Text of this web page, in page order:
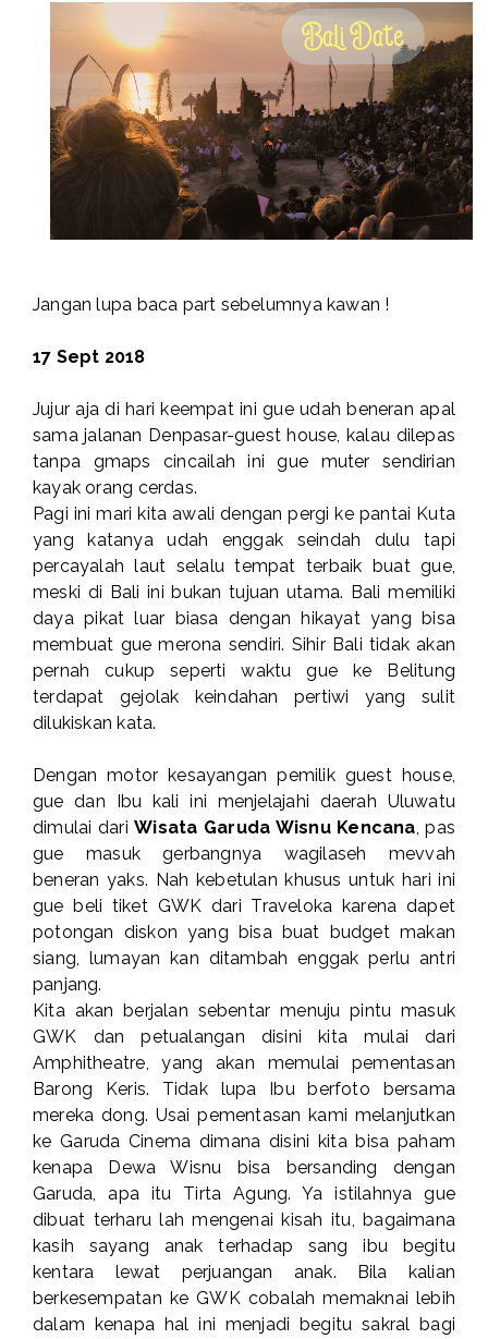
Jangan lupa baca part sebelumnya kawan !
17 Sept 2018
Jujur aja di hari keempat ini gue udah beneran apal
sama jalanan Denpasar-guest house, kalau dilepas
tanpa gmaps cincailah ini gue muter sendirian
kayak orang cerdas.
Pagi ini mari kita awali dengan pergi ke pantai Kuta
yang katanya udah enggak seindah dulu tapi
percayalah laut selalu tempat terbaik buat gue,
meski di Bali ini bukan tujuan utama. Bali memiliki
daya pikat luar biasa dengan hikayat yang bisa
membuat gue merona sendiri. Sihir Bali tidak akan
pernah cukup seperti waktu gue ke Belitung
terdapat gejolak keindahan pertiwi yang sulit
dilukiskan kata.
Dengan motor kesayangan pemilik guest house,
gue dan Ibu kali ini menjelajahi daerah Uluwatu
dimulai dariWisata Garuda Wisnu Kencana, pas
gue masuk gerbangnya wagilaseh mevvah
beneran yaks. Nah kebetulan khusus untuk hari ini
gue beli tiket GWK dari Traveloka karena dapet
potongan diskon yang bisa buat budget makan
siang, lumayan kan ditambah enggak perlu antri
panjang.
Kita akan berjalan sebentar menuju pintu masuk
GWK dan petualangan disini kita mulai dari
Amphitheatre, yang akan memulai pementasan
Barong Keris. Tidak lupa Ibu berfoto bersama
mereka dong. Usai pementasan kami melanjutkan
ke Garuda Cinema dimana disini kita bisa paham
kenapa Dewa Wisnu bisa bersanding dengan
Garuda, apa itu Tirta Agung. Ya istilahnya gue
dibuat terharu lah mengenai kisah itu, bagaimana
kasih sayang anak terhadap sang ibu begitu
kentara lewat perjuangan anak. Bila kalian
berkesempatan ke GWK cobalah memaknai lebih
dalam kenapa hal ini menjadi begitu sakral bagi